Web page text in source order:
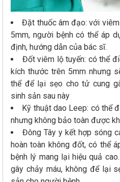
Đặt thuốc âm đạo: với
5mm, người bệnh có thể áp
định, hướng dẫn của bác sĩ.
Đốt viêm lộ tuyến: có thể
kích thước trên 5mm nhưng
thể để lại sẹo cho tử cung
sinh sản sau này
Kỹ thuật dao Leep: có thể
nhưng không bảo toàn được
Đông Tây y kết hợp sóng
hoàn toàn không đốt, có thể
bệnh lý mang lại hiệu quả
gây chảy máu, không để lại